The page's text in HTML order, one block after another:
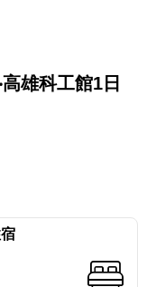
雄科工館1日